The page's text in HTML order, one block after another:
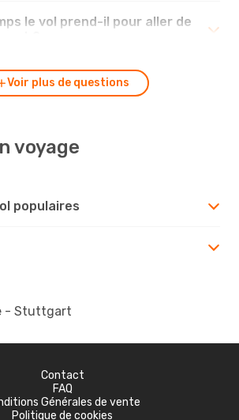
le vol prend-il pour aller de
Voir plus de questions
voyage
populaires
- Stuttgart
Contact
FAQ
Générales de vente
Politique de cookies